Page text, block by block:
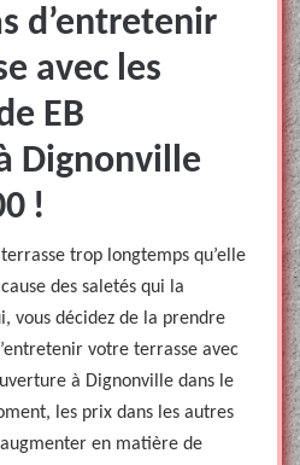
d’entretenir
avec les
EB
Dignonville
!
trop longtemps qu’elle
des saletés qui la
vous décidez de la prendre
votre terrasse avec
à Dignonville dans le
les prix dans les autres
en matière de